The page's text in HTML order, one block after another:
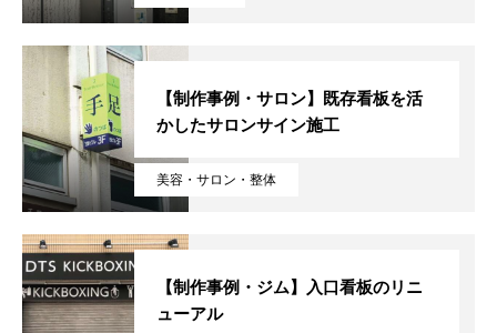
美容・サロン・整体
【制作事例・サロン】既存看板を活
かしたサロンサイン施工
【制作事例・ジム】入口看板のリニ
ューアル